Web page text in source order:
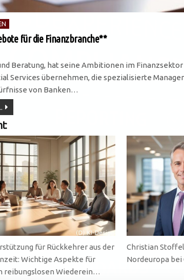
für die Finanzbranche**
Beratung, hat seine Ambitionen im
Services übernehmen, die spezialisierte
von Banken…
SOPRA
STERIA
ERWEITERT
SEINE
BERATUNGSANGEBOTE
FÜR
DIE
FINANZBRANCHE**
für Rückkehrer aus der
Wichtige Aspekte für
reibungslosen Wiederein…
Christian
Nordeuropa bei